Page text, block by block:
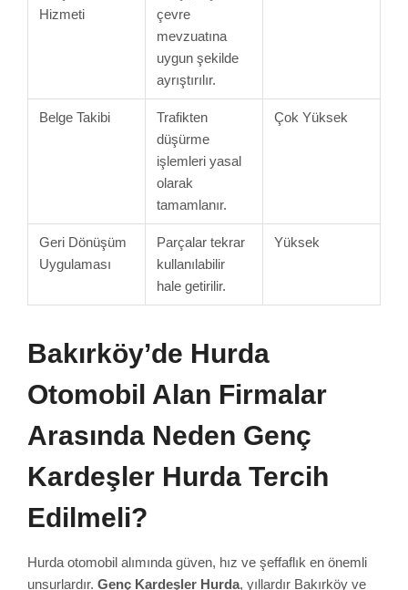
Hizmeti
çevre
mevzuatına
uygun şekilde
ayrıştırılır.
Belge Takibi
Trafikten
düşürme
işlemleri yasal
olarak
tamamlanır.
Çok Yüksek
Geri Dönüşüm
Uygulaması
Parçalar tekrar
kullanılabilir
hale getirilir.
Yüksek
Bakırköy’de Hurda
Otomobil Alan Firmalar
Arasında Neden Genç
Kardeşler Hurda Tercih
Edilmeli?
Hurda otomobil alımında güven, hız ve şeffaflık en önemli
unsurlardır. Genç Kardeşler Hurda, yıllardır Bakırköy ve